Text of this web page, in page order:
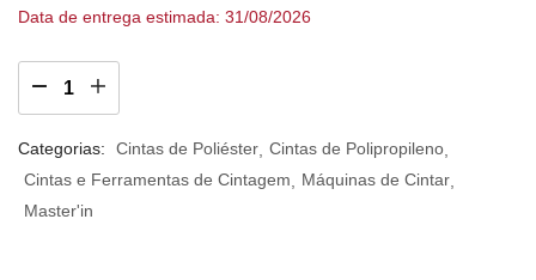
Data de entrega estimada: 31/08/2026
Categorias: Cintas de Poliéster Cintas de Polipropileno
Cintas e Ferramentas de Cintagem
Máquinas de Cintar
Master'in